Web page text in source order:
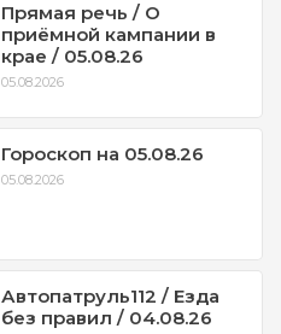
Прямая речь / О
приёмной кампании в
крае / 05.08.26
05.08.2026
Гороскоп на 05.08.26
05.08.2026
Автопатруль112 / Езда
без правил / 04.08.26